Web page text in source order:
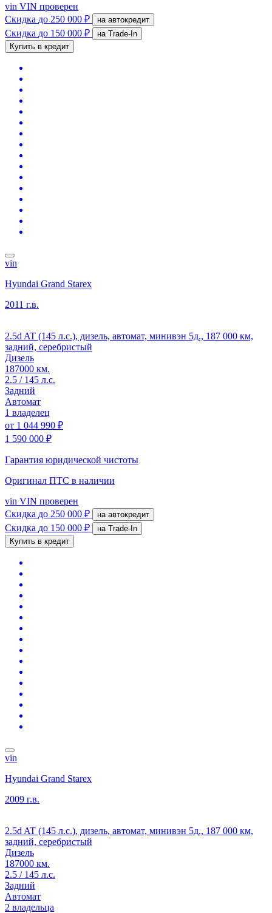
vin VIN проверен
Скидка до 250 000 ₽ на автокредит
Скидка до 150 000 ₽
на Trade-In
Купить в кредит
vin
Hyundai Grand Starex
2011 г.в.
2.5d AT (145 л.с.), дизель, автомат, минивэн 5д., 187 000 км,
задний, серебристый
Дизель
187000 км.
2.5 / 145 л.с.
Задний
Автомат
1 владелец
от 1 044 990 ₽
1 590 000 ₽
Гарантия юридической чистоты
Оригинал ПТС в наличии
vin VIN проверен
Скидка до 250 000 ₽ на автокредит
Скидка до 150 000 ₽
на Trade-In
Купить в кредит
vin
Hyundai Grand Starex
2009 г.в.
2.5d AT (145 л.с.), дизель, автомат, минивэн 5д., 187 000 км,
задний, серебристый
Дизель
187000 км.
2.5 / 145 л.с.
Задний
Автомат
2 владельца